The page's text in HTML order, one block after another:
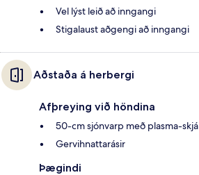
Vel lýst leið að inngangi
Stigalaust aðgengi að inngangi
Aðstaða á herbergi
Afþreying við höndina
50-cm sjónvarp með plasma-skjá
Gervihnattarásir
Þægindi